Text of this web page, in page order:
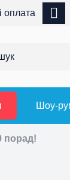
оплата
Шоу-
порад!